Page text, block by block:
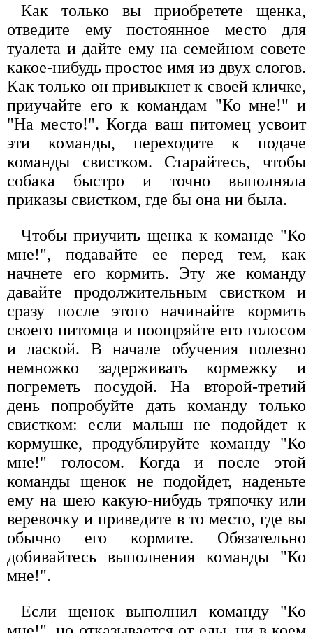
Как только вы приобретете щенка,
отведите ему постоянное место для
туалета и дайте ему на семейном совете
какое-нибудь простое имя из двух слогов.
Как только он привыкнет к своей кличке,
приучайте его к командам "Ко мне!" и
"На место!". Когда ваш питомец усвоит
эти команды, переходите к подаче
команды свистком. Старайтесь, чтобы
собака быстро и точно выполняла
приказы свистком, где бы она ни была.
Чтобы приучить щенка к команде "Ко
мне!", подавайте ее перед тем, как
начнете его кормить. Эту же команду
давайте продолжительным свистком и
сразу после этого начинайте кормить
своего питомца и поощряйте его голосом
и лаской. В начале обучения полезно
немножко задерживать кормежку и
погреметь посудой. На второй-третий
день попробуйте дать команду только
свистком: если малыш не подойдет к
кормушке, продублируйте команду "Ко
мне!" голосом. Когда и после этой
команды щенок не подойдет, наденьте
ему на шею какую-нибудь тряпочку или
веревочку и приведите в то место, где вы
обычно его кормите. Обязательно
добивайтесь выполнения команды "Ко
мне!".
Если щенок выполнил команду "Ко